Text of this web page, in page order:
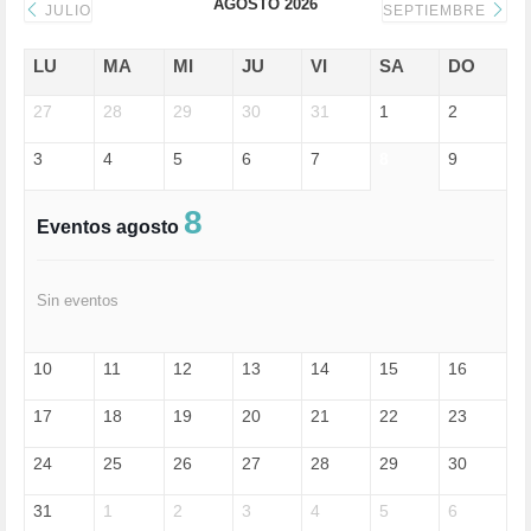
DONALD TRUMP (82)
EDGAR MORIN (1)
EMIGRACIÓN (4)
ESPECULACIÓN (2)
FELICIDAD (1)
FRANCISCO (5)
GUERRA (133)
HUMOR (1)
IA (1)
INMIGRACIÓN (145)
JULIO AGOSTO 2026 SEPTIEMBRE
LU MA MI JU VI SA DO
27 28 29 30 31 1 2
3 4 5 6 7 9
Eventos agosto 8
Sin eventos
10 11 12 13 14 15 16
17 18 19 20 21 22 23
24 25 26 27 28 29 30
31 1 2 3 4 5 6